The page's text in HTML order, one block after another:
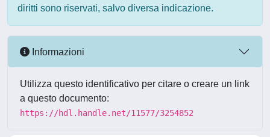
diritti sono riservati, salvo diversa indicazione.
Informazioni
Utilizza questo identificativo per citare o creare un link
a questo documento:
https://hdl.handle.net/11577/3254852